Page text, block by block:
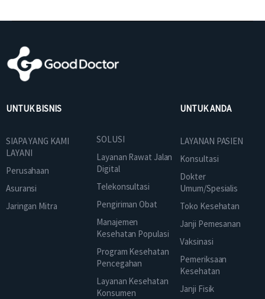
UNTUK BISNIS
SIAPA YANG KAMI
LAYANI
Perusahaan
Asuransi
Jaringan Mitra
SOLUSI
Layanan Rawat Jalan
Digital
Telekonsultasi
Pengiriman Obat
Manajemen
Kesehatan Populasi
Program Kesehatan
Pencegahan
Layanan Kesehatan
Konsumen
UNTUK ANDA
LAYANAN PASIEN
Konsultasi
Dokter
Umum/Spesialis
Toko Kesehatan
Janji Pemesanan
Vaksinasi
Pemeriksaan
Kesehatan
Janji Fisik